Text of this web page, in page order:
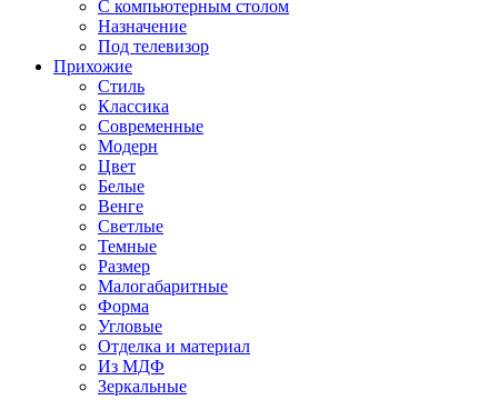
С компьютерным столом
Назначение
Под телевизор
Прихожие
Стиль
Классика
Современные
Модерн
Цвет
Белые
Венге
Светлые
Темные
Размер
Малогабаритные
Форма
Угловые
Отделка и материал
Из МДФ
Зеркальные